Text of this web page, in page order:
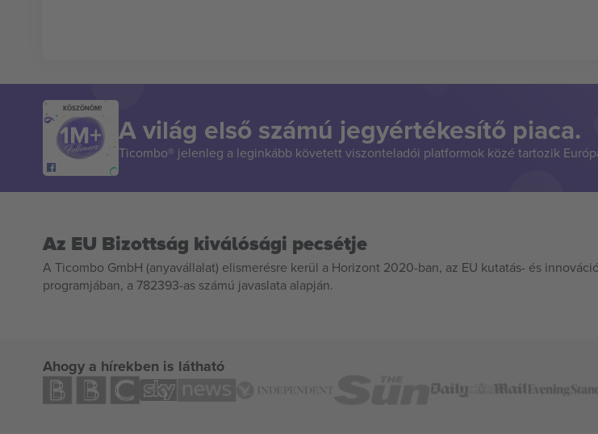
KÖSZÖNÖM!
A világ első számú jegyértékesítő piaca.
Ticombo® jelenleg a leginkább követett viszonteladói platformok közé tartozik
Az EU Bizottság kiválósági pecsétje
A Ticombo GmbH (anyavállalat) elismerésre kerül a Horizont 2020-ban, az EU kutatás- és
programjában, a 782393-as számú javaslata alapján.
Ahogy a hírekben is látható